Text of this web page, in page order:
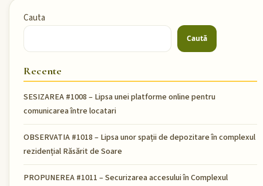
Cauta
Caută
Recente
SESIZAREA #1008 – Lipsa unei platforme online pentru
comunicarea între locatari
OBSERVATIA #1018 – Lipsa unor spații de depozitare în complexul
rezidențial Răsărit de Soare
PROPUNEREA #1011 – Securizarea accesului în Complexul